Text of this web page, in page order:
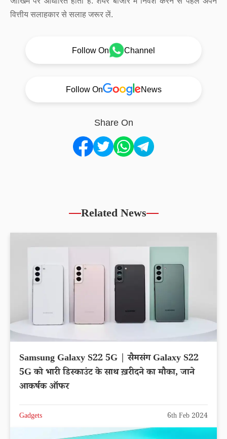
वित्तीय सलाहकार से सलाह जरूर लें.
Follow On Channel
Follow On News
Share On
Related News
Samsung Galaxy S22 5G | सैमसंग Galaxy S22
5G को भारी डिस्काउंट के साथ ख़रीदने का मौका, जाने
आकर्षक ऑफर
Gadgets 6th Feb 2024